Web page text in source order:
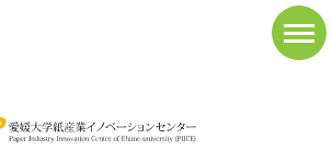
News&Topics